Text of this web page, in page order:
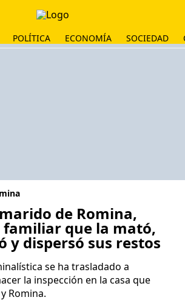
POLÍTICA ECONOMÍA SOCIEDAD
de Romina,
familiar que la mató,
y dispersó sus restos
se ha trasladado a
la inspección en la casa que
Romina.